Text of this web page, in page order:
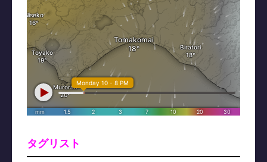
タグリスト